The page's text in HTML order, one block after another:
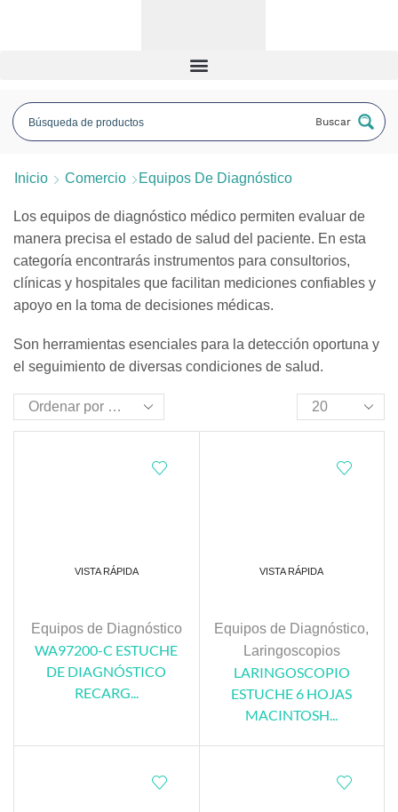
Buscar
Inicio Comercio Equipos De Diagnóstico
Los equipos de diagnóstico médico permiten evaluar de
manera precisa el estado de salud del paciente. En esta
categoría encontrarás instrumentos para consultorios,
clínicas y hospitales que facilitan mediciones confiables y
apoyo en la toma de decisiones médicas.
Son herramientas esenciales para la detección oportuna y
el seguimiento de diversas condiciones de salud.
VISTA RÁPIDA
Equipos de Diagnóstico
WA97200-C ESTUCHE
DE DIAGNÓSTICO
RECARG...
VISTA RÁPIDA
Equipos de Diagnóstico,
Laringoscopios
LARINGOSCOPIO
ESTUCHE 6 HOJAS
MACINTOSH...